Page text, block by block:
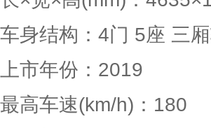
车身结构：4门 5座 三
上市年份：2019
最高车速(km/h)：180